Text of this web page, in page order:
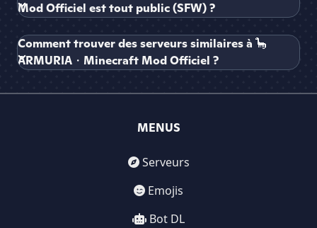
Mod Officiel est tout public (SFW) ?
Comment trouver des serveurs similaires à 🦕ゝ
ARMURIA・Minecraft Mod Officiel ?
MENUS
Serveurs
Emojis
Bot DL